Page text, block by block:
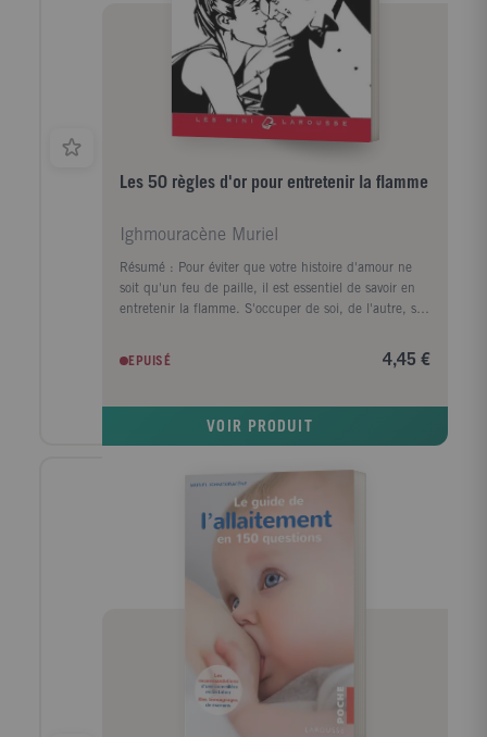
Les 50 règles d'or pour entretenir la flamme
Ighmouracène Muriel
Résumé : Pour éviter que votre histoire d'amour ne
soit qu'un feu de paille, il est essentiel de savoir en
entretenir la flamme. S'occuper de soi, de l'autre, se
autant de règles d'or simples qui vous permettront de
faire rimer amour avec toujours. N'oubliez pas cette
EPUISÉ 4,45 €
VOIR PRODUIT